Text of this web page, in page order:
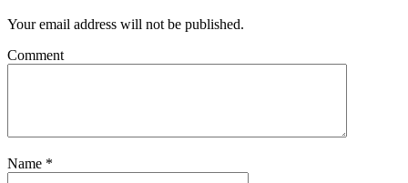
Your email address will not be published.
Comment
Name *